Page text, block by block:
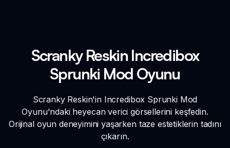
Scranky Reskin Incredibox
Sprunki Mod Oyunu
Scranky Reskin'in Incredibox Sprunki Mod
Oyunu'ndaki heyecan verici görsellerini keşfedin.
Orijinal oyun deneyimini yaşarken taze estetiklerin tadını
çıkarın.